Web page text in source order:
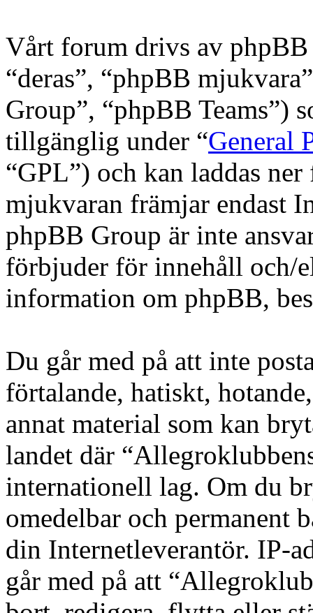
Vårt forum drivs av phpBB
“deras”, “phpBB
Group”, “phpBB Teams”)
tillgänglig under “General
“GPL”) och kan laddas
mjukvaran främjar endast
phpBB Group är inte
förbjuder för innehåll och/
information om phpBB,
Du går med på att inte
förtalande, hatiskt,
annat material som kan
landet där
internationell lag. Om du
omedelbar och permanent
din Internetleverantör. IP-
går med på att